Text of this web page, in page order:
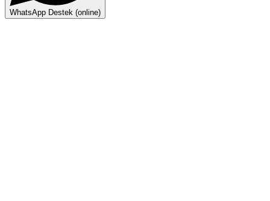
WhatsApp Destek (online)